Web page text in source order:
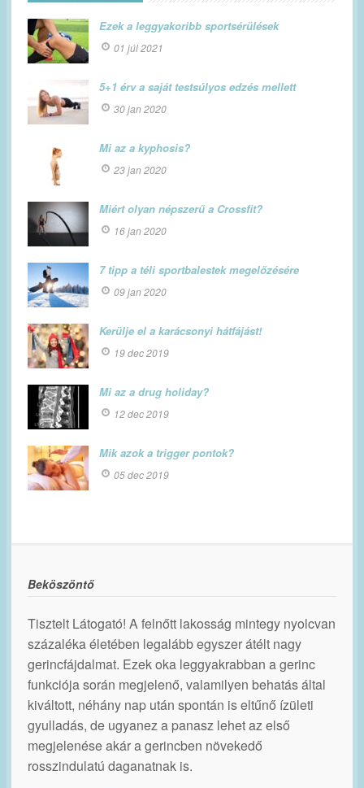
Ezek a leggyakoribb sportsérülések
01 júl 2021
5+1 érv a saját testsúlyos edzés mellett
30 jan 2020
Mi az a kyphosis?
23 jan 2020
Miért olyan népszerű a Crossfit?
16 jan 2020
7 tipp a téli sportbalestek megelőzésére
09 jan 2020
Kerülje el a karácsonyi hátfájást!
19 dec 2019
Mi az a drug holiday?
12 dec 2019
Mik azok a trigger pontok?
05 dec 2019
Beköszöntő
Tisztelt Látogató! A felnőtt lakosság mintegy nyolcvan
százaléka életében legalább egyszer átélt nagy
gerincfájdalmat. Ezek oka leggyakrabban a gerinc
funkciója során megjelenő, valamilyen behatás által
kiváltott, néhány nap után spontán is eltűnő ízületi
gyulladás, de ugyanez a panasz lehet az első
megjelenése akár a gerincben növekedő
rosszindulatú daganatnak is.